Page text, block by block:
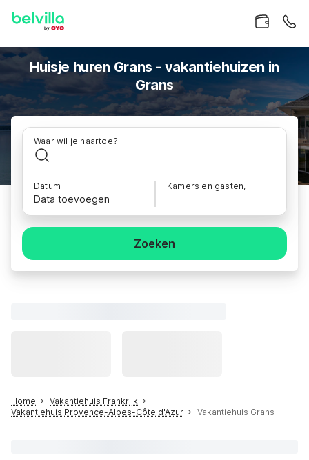
Huisje huren Grans - vakantiehuizen in
Grans
Waar wil je naartoe?
Datum
Data toevoegen
Kamers en gasten,
Zoeken
Home
Vakantiehuis Frankrijk
Vakantiehuis Provence-Alpes-Côte d'Azur
Vakantiehuis Grans